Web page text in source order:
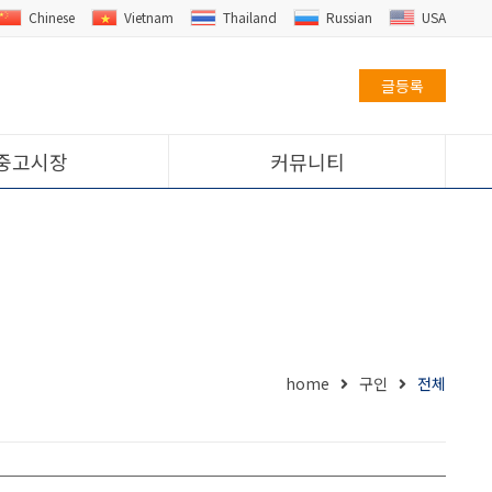
Chinese Vietnam Thailand Russian USA
글등록
고시장 커뮤니티
home 구인 전체